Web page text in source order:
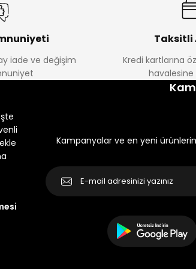
iade ve değişim
Taksitli
Kredi kartlarına
Kampanyalar ve en yeni